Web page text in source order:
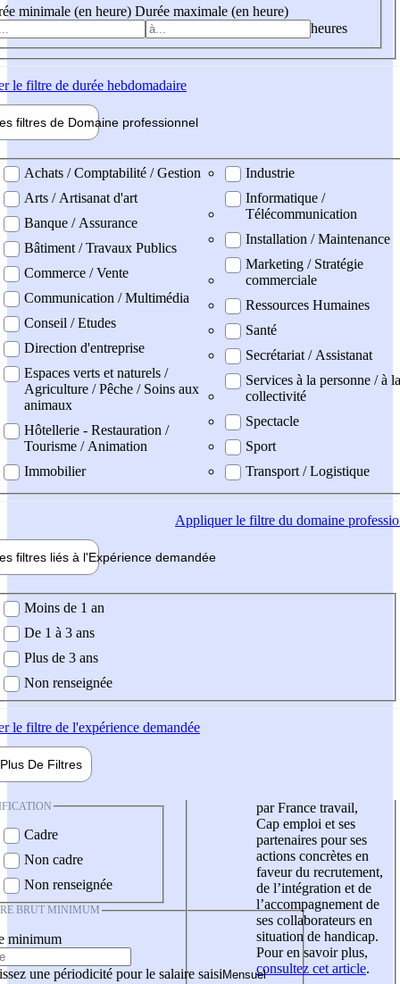
minimale (en heure) Durée maximale (en heure)
heures
le filtre de durée hebdomadaire
filtres de Domaine professionnel
professionel
Achats / Comptabilité / Gestion
Arts / Artisanat d'art
Banque / Assurance
Bâtiment / Travaux Publics
Commerce / Vente
Communication / Multimédia
Conseil / Etudes
Direction d'entreprise
Espaces verts et naturels /
Agriculture / Pêche / Soins aux
animaux
Hôtellerie - Restauration /
Tourisme / Animation
Immobilier
Industrie
Informatique /
Télécommunication
Installation / Maintenance
Marketing / Stratégie
commerciale
Ressources Humaines
Santé
Secrétariat / Assistanat
Services à la personne / à la
collectivité
Spectacle
Sport
Transport / Logistique
Appliquerle filtre du domaine
filtres liés à l'Expérience demandée
demandée
Moins de 1 an
De 1 à 3 ans
Plus de 3 ans
Non renseignée
le filtre de l'expérience demandée
Plus De Filtres
Cadre
Non cadre
Non renseignée
BRUT MINIMUM
minimum
une périodicité pour le salaire saisi
par France travail,
Cap emploi et ses
partenaires pour ses
actions concrètes en
faveur du recrutement,
de l’intégration et de
l’accompagnement de
ses collaborateurs en
situation de handicap.
Pour en savoir plus,
consultez cet article.